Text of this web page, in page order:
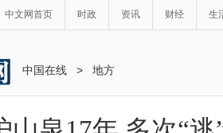
中文网首页 时政 资讯 财经 生
中国在线 > 地方